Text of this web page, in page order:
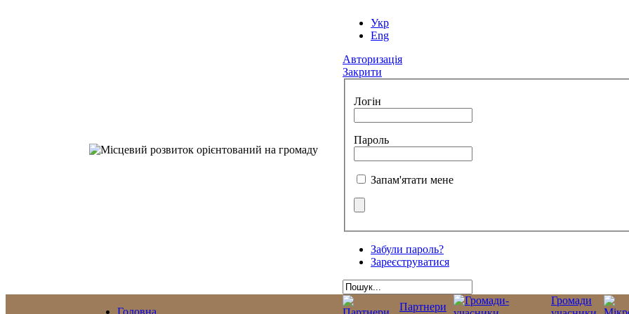
Укр
Eng
Авторизація
Закрити
Логін
Пароль
Запам'ятати мене
Забули пароль?
Зареєструватися
Головна
Партнери
Громади